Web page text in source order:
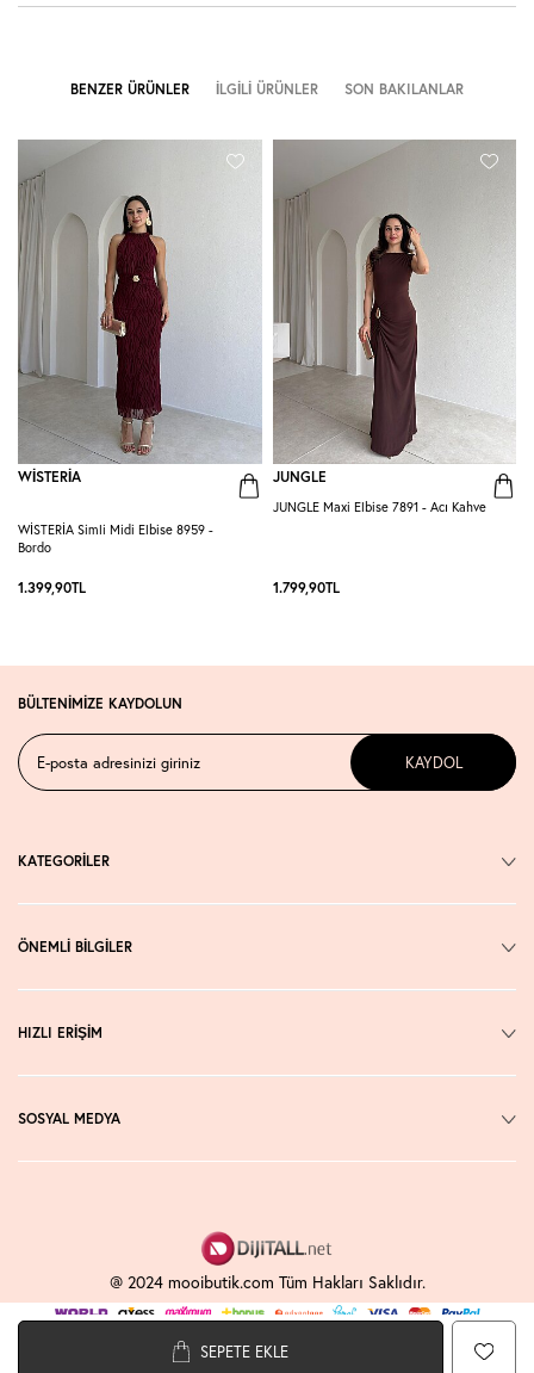
SEPETE EKLE
BENZER ÜRÜNLER İLGILI ÜRÜNLER SON BAKILANLAR
WİSTERİA
WİSTERİA Simli Midi Elbise 8959 -
Bordo
1.399,90TL
JUNGLE
JUNGLE Maxi Elbise 7891 - Acı Kahve
1.799,90TL
BÜLTENİMİZE KAYDOLUN
KAYDOL
KATEGORİLER
ÖNEMLİ BİLGİLER
HIZLI ERİŞİM
SOSYAL MEDYA
@ 2024 mooibutik.com Tüm Hakları Saklıdır.
-SoftE-Ticaret